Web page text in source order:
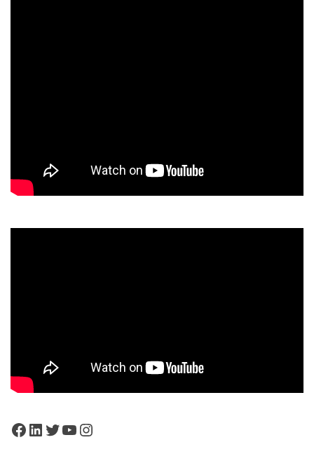
Facebook
LinkedIn
Twitter
YouTube
Instagram